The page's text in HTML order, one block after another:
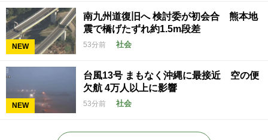
NEW
南九州道復旧へ 検討委が初会合 熊本地
震で橋げたずれ約1.5m段差
53分前 社会
NEW
台風13号 まもなく沖縄に最接近 空の便
欠航 4万人以上に影響
53分前 社会